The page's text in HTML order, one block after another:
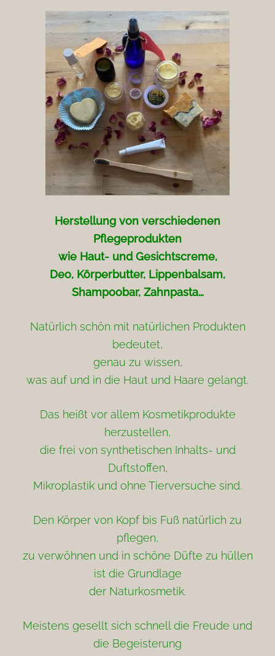
Herstellung von verschiedenen
Pflegeprodukten
wie Haut- und Gesichtscreme,
Deo, Körperbutter, Lippenbalsam,
Shampoobar, Zahnpasta…
Natürlich schön mit natürlichen Produkten
bedeutet,
genau zu wissen,
was auf und in die Haut und Haare gelangt.
Das heißt vor allem Kosmetikprodukte
herzustellen,
die frei von synthetischen Inhalts- und
Duftstoffen,
Mikroplastik und ohne Tierversuche sind.
Den Körper von Kopf bis Fuß natürlich zu
pflegen,
zu verwöhnen und in schöne Düfte zu hüllen
ist die Grundlage
der Naturkosmetik.
Meistens gesellt sich schnell die Freude und
die Begeisterung